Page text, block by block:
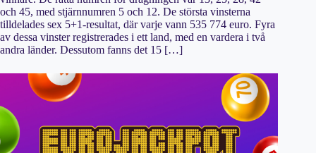
och 45, med stjärnnumren 5 och 12. De största vinsterna
tilldelades sex 5+1-resultat, där varje vann 535 774 euro. Fyra
av dessa vinster registrerades i ett land, med en vardera i två
andra länder. Dessutom fanns det 15 […]